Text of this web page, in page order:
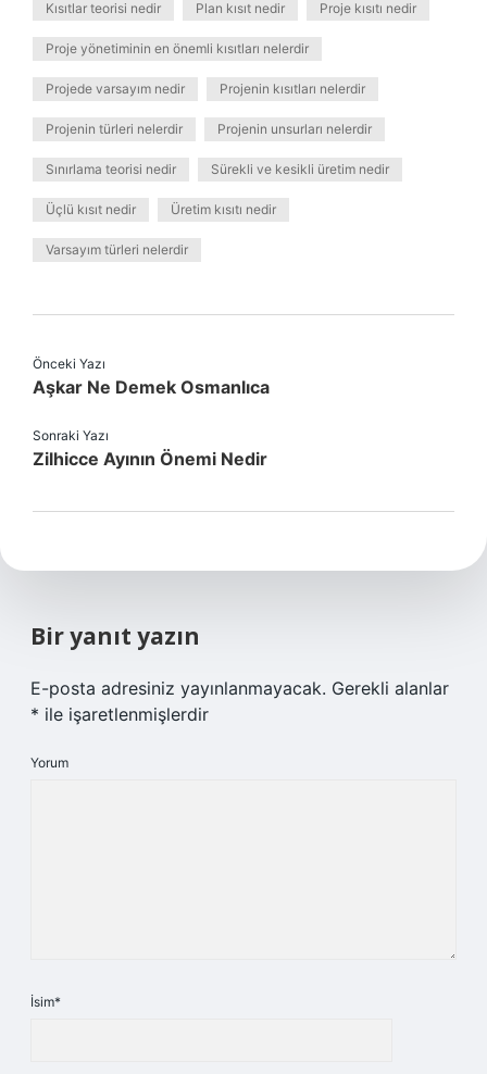
Kısıtlar teorisi nedir Plan kısıt nedir Proje kısıtı nedir
Proje yönetiminin en önemli kısıtları nelerdir
Projede varsayım nedir Projenin kısıtları nelerdir
Projenin türleri nelerdir Projenin unsurları nelerdir
Sınırlama teorisi nedir Sürekli ve kesikli üretim nedir
Üçlü kısıt nedir Üretim kısıtı nedir
Varsayım türleri nelerdir
Önceki Yazı
Aşkar Ne Demek Osmanlıca
Sonraki Yazı
Zilhicce Ayının Önemi Nedir
Bir yanıt yazın
E-posta adresiniz yayınlanmayacak. Gerekli alanlar
* ile işaretlenmişlerdir
Yorum
İsim*